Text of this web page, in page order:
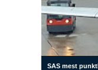
SAS mest